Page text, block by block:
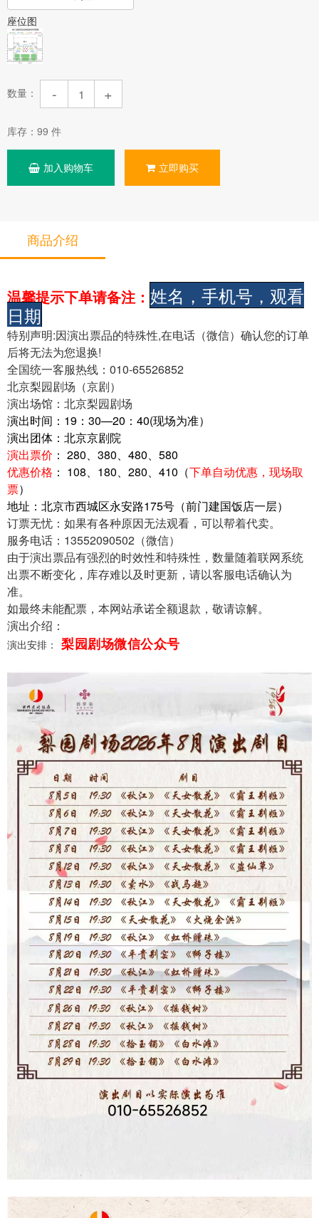
座位图
数量： - +
库存： 99 件
加入购物车 立即购买
商品介绍
温馨提示下单请备注： 姓名，手机号，观看
日期
特别声明:因演出票品的特殊性,在电话（微信）确认您的订单
后将无法为您退换!
全国统一客服热线：010-65526852
北京梨园剧场（京剧）
演出场馆：北京梨园剧场
演出时间：19：30—20：40(现场为准）
演出团体：北京京剧院
演出票价 ： 280、380、480、580
优惠价格 ： 108、180、280、410（下单自动优惠，现场取
票）
地址：北京市西城区永安路175号（前门建国饭店一层）
订票无忧：如果有各种原因无法观看，可以帮着代卖。
服务电话：13552090502（微信）
由于演出票品有强烈的时效性和特殊性，数量随着联网系统
出票不断变化，库存难以及时更新，请以客服电话确认为
准。
如最终未能配票，本网站承诺全额退款，敬请谅解。
演出介绍：
演出安排： 梨园剧场微信公众号